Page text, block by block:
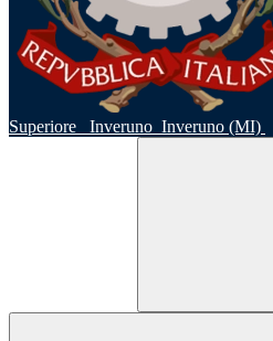
Superiore
Inveruno Inveruno (MI)